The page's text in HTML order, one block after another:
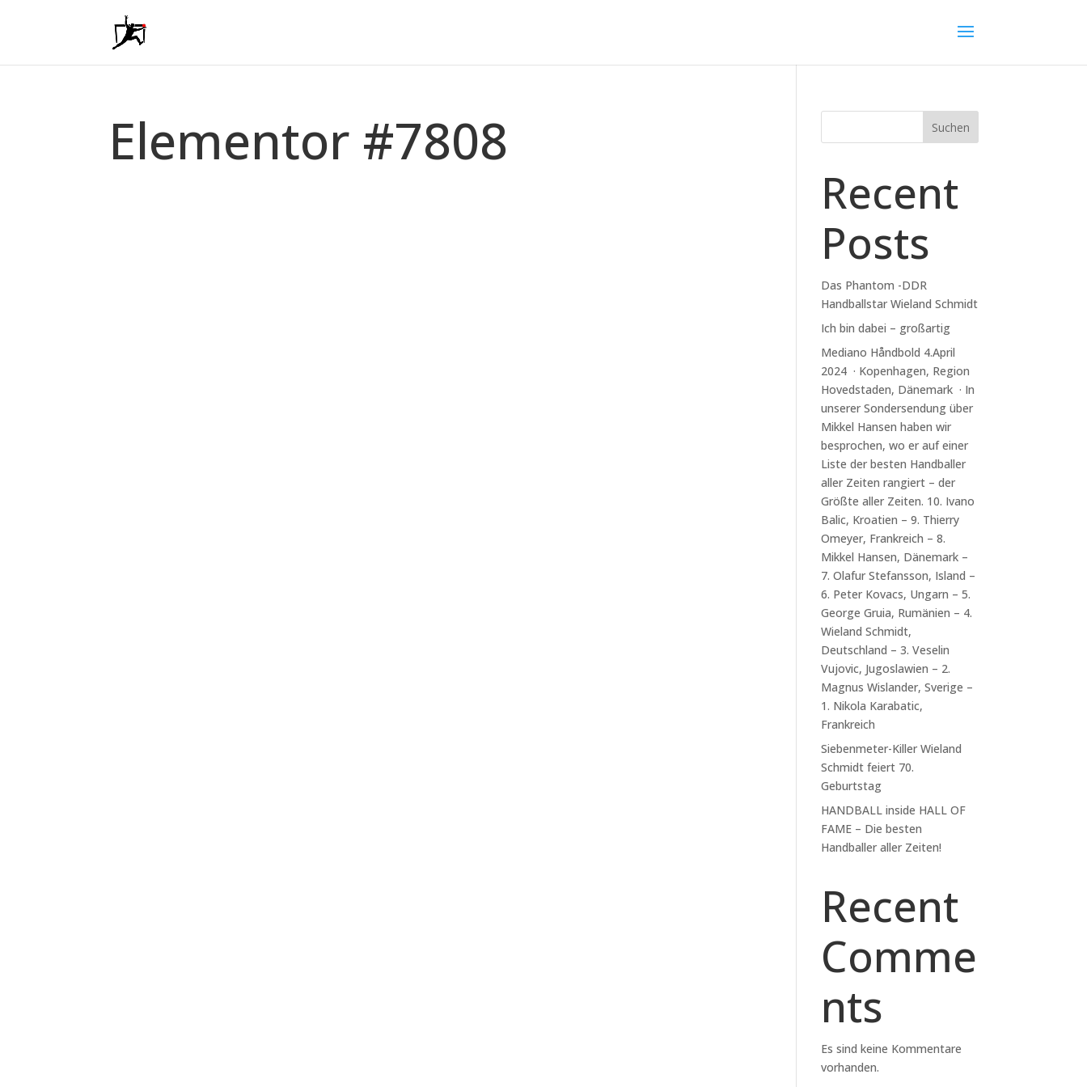
Elementor #7808 Suchen
Recent
Posts
Das Phantom -DDR
Handballstar Wieland Schmidt
Ich bin dabei – großartig
Mediano Håndbold 4.April
2024 · Kopenhagen, Region
Hovedstaden, Dänemark · In
unserer Sondersendung über
Mikkel Hansen haben wir
besprochen, wo er auf einer
Liste der besten Handballer
aller Zeiten rangiert – der
Größte aller Zeiten. 10. Ivano
Balic, Kroatien – 9. Thierry
Omeyer, Frankreich – 8.
Mikkel Hansen, Dänemark –
7. Olafur Stefansson, Island –
6. Peter Kovacs, Ungarn – 5.
George Gruia, Rumänien – 4.
Wieland Schmidt,
Deutschland – 3. Veselin
Vujovic, Jugoslawien – 2.
Magnus Wislander, Sverige –
1. Nikola Karabatic,
Frankreich
Siebenmeter-Killer Wieland
Schmidt feiert 70.
Geburtstag
HANDBALL inside HALL OF
FAME – Die besten
Handballer aller Zeiten!
Recent
Comme
nts
Es sind keine Kommentare
vorhanden.